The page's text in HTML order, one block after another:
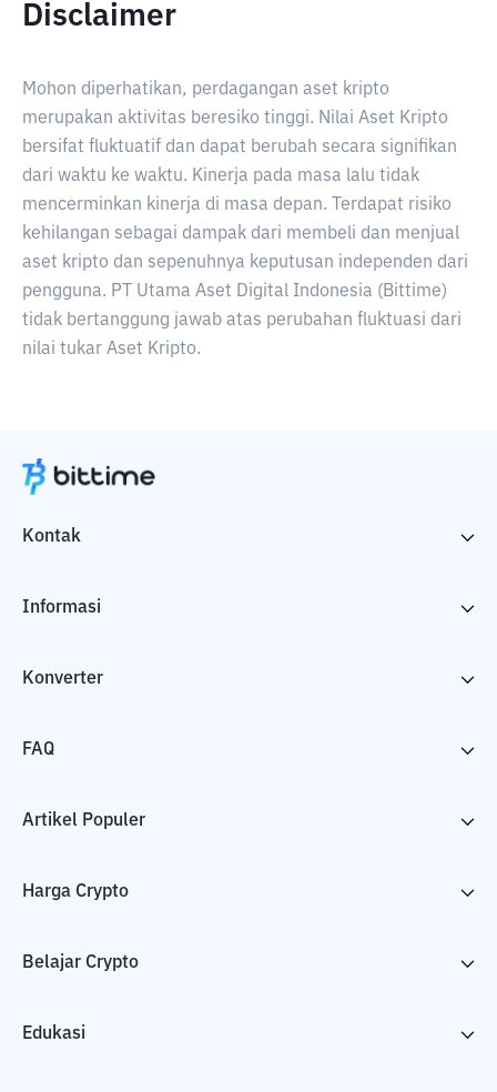
Disclaimer
Mohon diperhatikan, perdagangan aset kripto
merupakan aktivitas beresiko tinggi. Nilai Aset Kripto
bersifat fluktuatif dan dapat berubah secara signifikan
dari waktu ke waktu. Kinerja pada masa lalu tidak
mencerminkan kinerja di masa depan. Terdapat risiko
kehilangan sebagai dampak dari membeli dan menjual
aset kripto dan sepenuhnya keputusan independen dari
pengguna. PT Utama Aset Digital Indonesia (Bittime)
tidak bertanggung jawab atas perubahan fluktuasi dari
nilai tukar Aset Kripto.
Kontak
Informasi
Konverter
FAQ
Artikel Populer
Harga Crypto
Belajar Crypto
Edukasi